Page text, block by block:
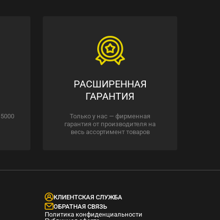
РАСШИРЕННАЯ
ГАРАНТИЯ
Только у нас — фирменная
гарантия от производителя на
весь ассортимент товаров
КЛИЕНТСКАЯ СЛУЖБА
ОБРАТНАЯ СВЯЗЬ
Политика конфиденциальности